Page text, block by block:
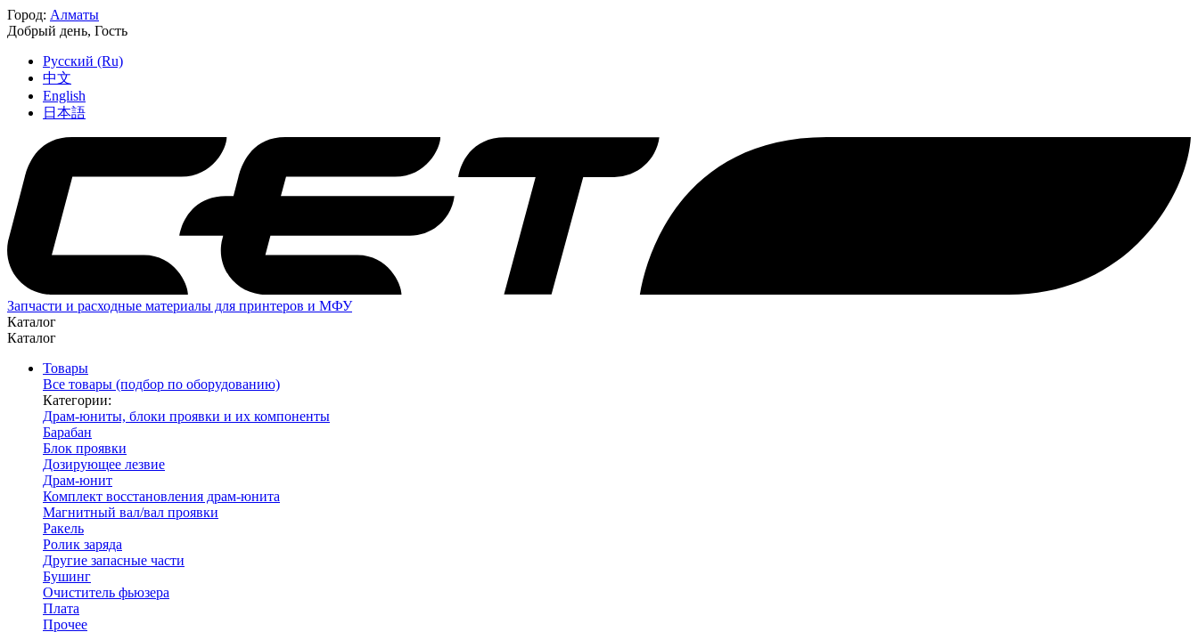
Город: Алматы
Добрый день, Гость
Русский (Ru)
中文
English
日本語
Запчасти и расходные материалы для принтеров и МФУ
Каталог
Каталог
Товары
Все товары (подбор по оборудованию)
Категории:
Драм-юниты, блоки проявки и их компоненты
Барабан
Блок проявки
Дозирующее лезвие
Драм-юнит
Комплект восстановления драм-юнита
Магнитный вал/вал проявки
Ракель
Ролик заряда
Другие запасные части
Бушинг
Очиститель фьюзера
Плата
Прочее